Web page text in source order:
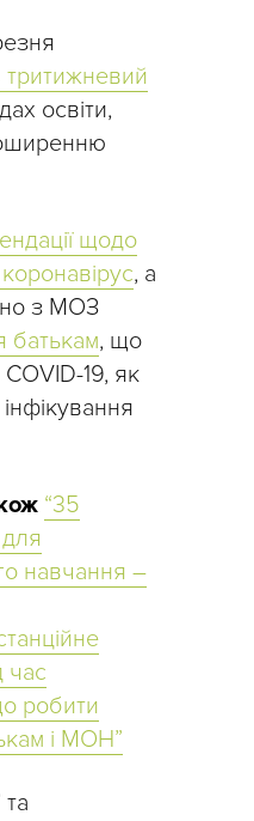
освіти,
щодо
, а
з МОЗ
батькам, що
19, як
“35
для
навчання –
час
робити
і МОН”